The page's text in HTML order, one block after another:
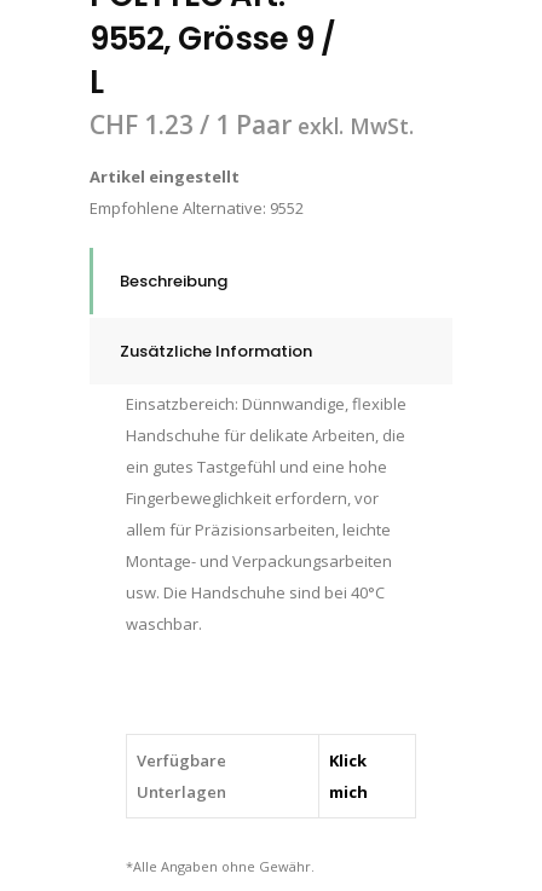
9552, Grösse 9 /
L
CHF 1.23 / 1 Paar exkl. MwSt.
Artikel eingestellt
Empfohlene Alternative: 9552
Beschreibung
Zusätzliche Information
Einsatzbereich: Dünnwandige, flexible
Handschuhe für delikate Arbeiten, die
ein gutes Tastgefühl und eine hohe
Fingerbeweglichkeit erfordern, vor
allem für Präzisionsarbeiten, leichte
Montage- und Verpackungsarbeiten
usw. Die Handschuhe sind bei 40°C
waschbar.
Verfügbare
Unterlagen
Klick
mich
*Alle Angaben ohne Gewähr.